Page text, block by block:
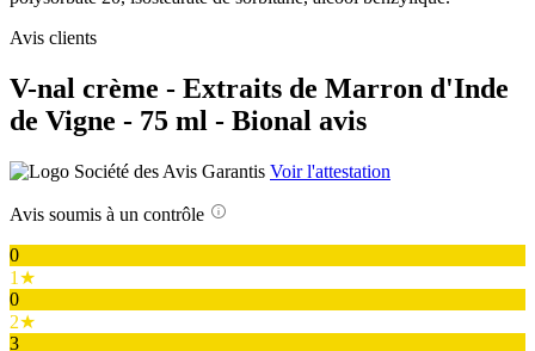
Avis clients
V-nal crème - Extraits de Marron d'Inde
de Vigne - 75 ml - Bional avis
Voir l'attestation
Avis soumis à un contrôle
0
1★
0
2★
3